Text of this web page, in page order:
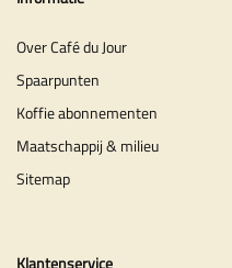
Over Café du Jour
Spaarpunten
Koffie abonnementen
Maatschappij & milieu
Sitemap